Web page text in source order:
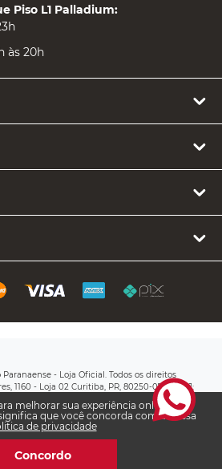
melhorar sua experiência online. Ao
que você concorda com a nossa
de privacidade
Concordo
Piso L1 Palladium:
às 20h
- Loja Oficial. Todos os direitos
1160 - Loja 02 Curitiba, PR, 80250-070 CNPJ:
76.710.649/0003-20